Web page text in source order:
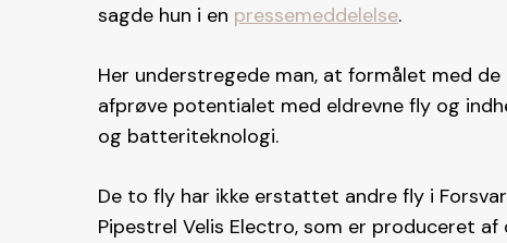
sagde hun i en pressemeddelelse.
Her understregede man, at formålet med
afprøve potentialet med eldrevne fly og
og batteriteknologi.
De to fly har ikke erstattet andre fly i
Pipestrel Velis Electro, som er produceret